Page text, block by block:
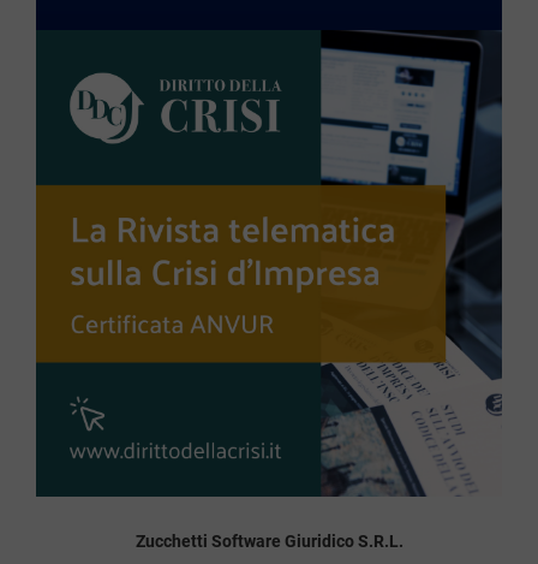
Zucchetti Software Giuridico S.R.L.